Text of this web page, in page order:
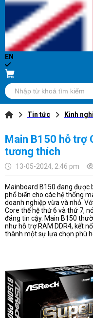
EN
Tin tức Kinh
Main B150 hỗ trợ
tương thích
13-05-2024, 2:46 pm
Mainboard B150 đang được
phổ biến cho các hệ thống
doanh nghiệp vừa và nhỏ.
Core thế hệ thứ 6 và thứ 7,
đáng tin cậy. Main B150
như hỗ trợ RAM DDR4, kết
thành một sự lựa chọn phù